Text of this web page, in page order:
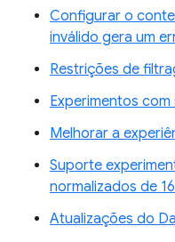
Configurar o
inválido gera um
Restrições de
Experimentos
Melhorar a
Suporte
normalizados de
Atualizações do